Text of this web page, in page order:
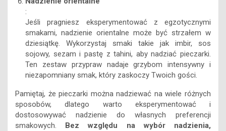
:
Jeśli pragniesz eksperymentować z egzotycznymi
smakami, nadzienie orientalne może być strzałem w
dziesiątkę. Wykorzystaj smaki takie jak imbir, sos
sojowy, sezam i pastę z tahini, aby nadziać pieczarki.
Ten zestaw przypraw nadaje grzybom intensywny i
niezapomniany smak, który zaskoczy Twoich gości.
Pamiętaj, że pieczarki można nadziewać na wiele różnych
sposobów, dlatego warto eksperymentować i
dostosowywać nadzienie do własnych preferencji
smakowych. Bez względu na wybór nadzienia,